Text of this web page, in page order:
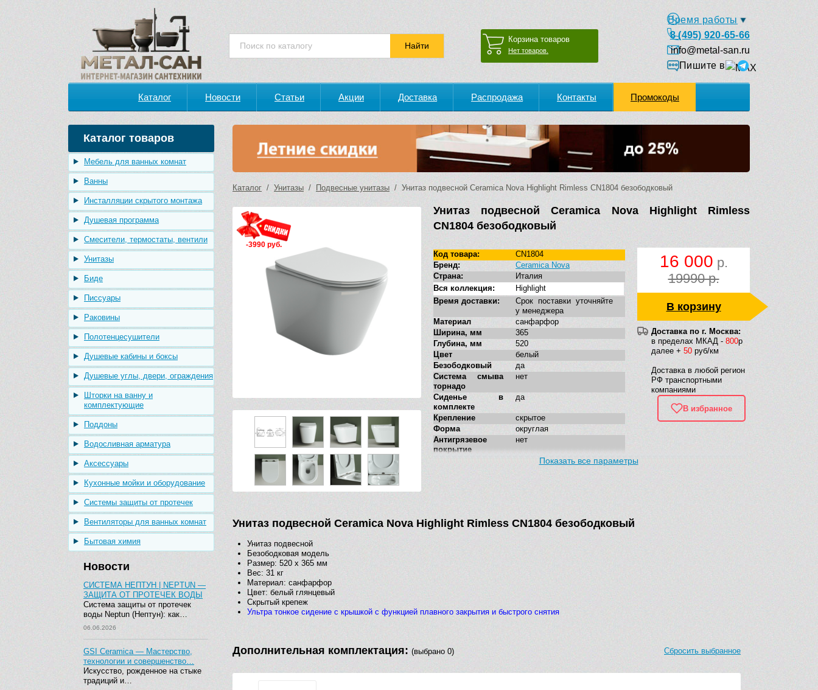
Корзина товаров
Нет товаров.
Время работы
8 (495) 920-65-66
info@metal-san.ru
Пишите в
Каталог Новости Статьи Акции Доставка Распродажа Контакты Промокоды
Каталог товаров
Мебель для ванных комнат
Ванны
Инсталляции скрытого монтажа
Душевая программа
Смесители, термостаты, вентили
Унитазы
Биде
Писсуары
Раковины
Полотенцесушители
Душевые кабины и боксы
Душевые углы, двери, ограждения
Шторки на ванну и
комплектующие
Поддоны
Водосливная арматура
Аксессуары
Кухонные мойки и оборудование
Системы защиты от протечек
Вентиляторы для ванных комнат
Бытовая химия
Новости
СИСТЕМА НЕПТУН | NEPTUN —
ЗАЩИТА ОТ ПРОТЕЧЕК ВОДЫ
Система защиты от протечек
воды Neptun (Нептун): как…
06.06.2026
GSI Ceramica — Мастерство,
технологии и совершенство…
Искусство, рожденное на стыке
традиций и…
Каталог / Унитазы / Подвесные унитазы / Унитаз подвесной Ceramica Nova Highlight Rimless CN1804 безободковый
-3990 руб.
Унитаз подвесной Ceramica Nova Highlight Rimless
CN1804 безободковый
16 000 р.
19990 р.
В корзину
Доставка по г. Москва:
в пределах МКАД - 800р
далее + 50 руб/км
Доставка в любой регион
РФ транспортными
компаниями
В избранное
Код товара:
CN1804
Бренд:
Ceramica Nova
Страна:
Италия
Вся коллекция:
Highlight
Время доставки:
Срок поставки уточняйте
у менеджера
Материал
санфарфор
Ширина, мм
365
Глубина, мм
520
Цвет
белый
Безободковый
да
Система смыва
торнадо
нет
Сиденье в
комплекте
да
Крепление
скрытое
Форма
округлая
Антигрязевое
покрытие
нет
Показать все параметры
Унитаз подвесной Ceramica Nova Highlight Rimless CN1804 безободковый
Унитаз подвесной
Безободковая модель
Размер: 520 х 365 мм
Вес: 31 кг
Материал: санфарфор
Цвет: белый глянцевый
Скрытый крепеж
Ультра тонкое сидение с крышкой с функцией плавного закрытия и быстрого снятия
Дополнительная комплектация: (выбрано 0) Сбросить выбранное